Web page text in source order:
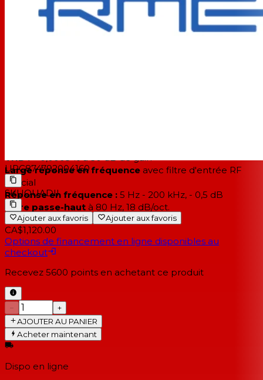
fonctionne avec des tensions allant de 9
THD :< 0,0005 % à 30 dB de gain
Large réponse en fréquence avec filtre d'entrée RF
spécial
Réponse en fréquence : 5 Hz - 200 kHz, - 0,5 dB
Filtre passe-haut à 80 Hz, 18 dB/oct.
UPC874792004160
SKUQUADII
Ajouter aux favoris Ajouter aux favoris
CA$1,120.00
Options de financement en ligne disponibles au
checkout
Recevez 5600 points en achetant ce produit
−
+
AJOUTER AU PANIER
Acheter maintenant
Dispo en ligne